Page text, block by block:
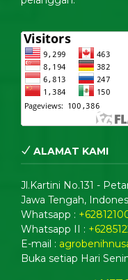
ALAMAT KAMI
Jl.Kartini No.131 -
Jawa Tengah,
Whatsapp :
Whatsapp II :
E-mail :
Buka setiap Hari